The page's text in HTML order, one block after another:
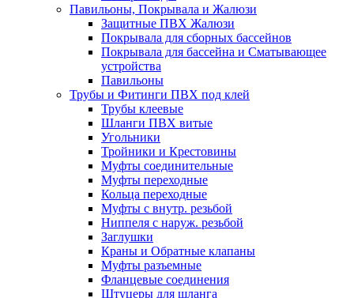
Павильоны, Покрывала и Жалюзи
Защитные ПВХ Жалюзи
Покрывала для сборных бассейнов
Покрывала для бассейна и Сматывающее
устройства
Павильоны
Трубы и Фитинги ПВХ под клей
Трубы клеевые
Шланги ПВХ витые
Угольники
Тройники и Крестовины
Муфты соединительные
Муфты переходные
Кольца переходные
Муфты с внутр. резьбой
Ниппеля с наруж. резьбой
Заглушки
Краны и Обратные клапаны
Муфты разъемные
Фланцевые соединения
Штуцеры для шланга